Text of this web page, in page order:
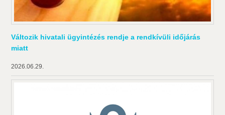
Változik hivatali ügyintézés rendje a rendkívüli időjárás
miatt
2026.06.29.